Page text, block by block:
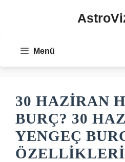
Menü
30 HAZIRAN
BURÇ? 30
YENGEÇ